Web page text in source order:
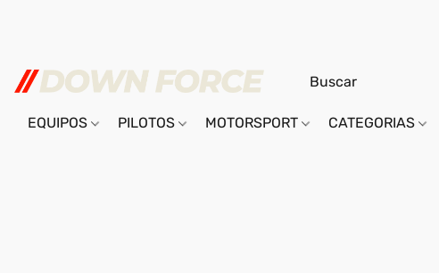
EQUIPOS PILOTOS MOTORSPORT CATEGORIAS